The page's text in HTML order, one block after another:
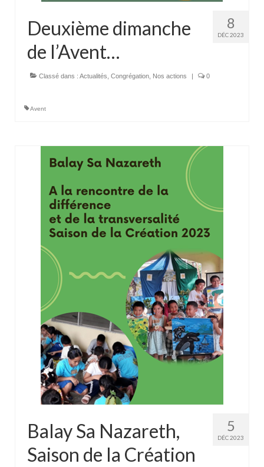
8
DÉC 2023
Deuxième dimanche
de l’Avent…
Classé dans : Actualités Congrégation Nos actions 0
Avent
5
DÉC 2023
Balay Sa Nazareth,
Saison de la Création